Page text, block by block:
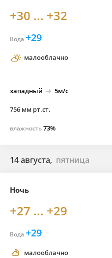
+30 ... +32
Вода +29
малооблачно
западный 5м/с
756 мм рт.ст.
влажность73%
14 августа, пятница
Ночь
+27 ... +29
Вода +29
малооблачно